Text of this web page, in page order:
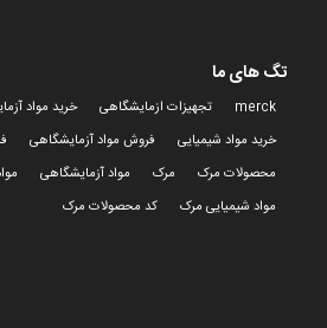
تگ های ما
merck تجهیزات ازمایشگاهی
خرید مواد
خرید مواد شیمیایی
فروش مواد آزمایشگاهی
محصولات مرک
مرک مواد آزمایشگاهی
مواد شیمیایی مرک
کد محصولات مرک